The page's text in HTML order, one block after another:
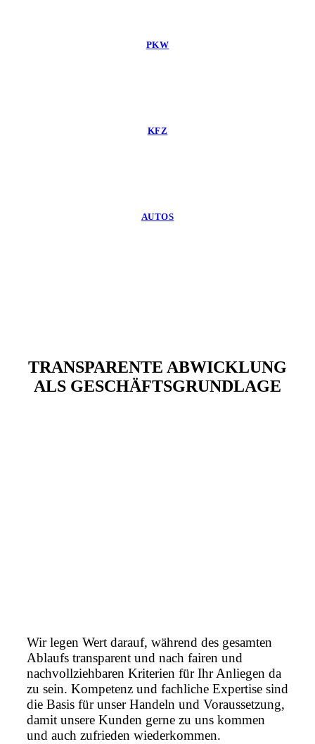
PKW
KFZ
AUTOS
TRANSPARENTE ABWICKLUNG
ALS GESCHÄFTSGRUNDLAGE
Wir legen Wert darauf, während des gesamten
Ablaufs transparent und nach fairen und
nachvollziehbaren Kriterien für Ihr Anliegen da
zu sein. Kompetenz und fachliche Expertise sind
die Basis für unser Handeln und Voraussetzung,
damit unsere Kunden gerne zu uns kommen
und auch zufrieden wiederkommen.